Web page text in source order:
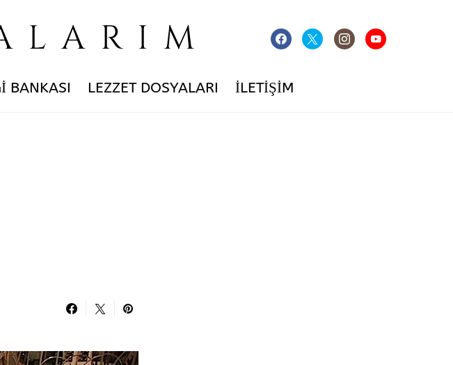
BANKASI LEZZET DOSYALARI İLETIŞIM